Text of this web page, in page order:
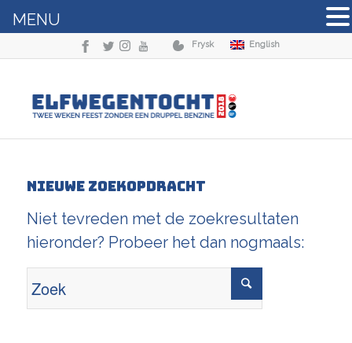
Frysk English
Nieuwe zoekopdracht
Niet tevreden met de zoekresultaten
hieronder? Probeer het dan nogmaals:
MENU